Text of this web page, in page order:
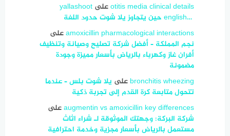
otitis media clinical detailsعلى yallashoot
english… ‎ حين يتجاوز يلا شوت حدود اللغة
amoxicillin pharmacological interactionsعلى
نجم المملكة – أفضل شركة تصليح وصيانة وتنظيف
أفران غاز وكهرباء بالرياض بأسعار مميزة وجودة
مضمونة
bronchitis wheezing على يلا شوت بلس – عندما
تتحول متابعة كرة القدم إلى تجربة ذكية
augmentin vs amoxicillin key differencesعلى
شركة البركة: وجهتك الموثوقة لـ شراء اثاث
مستعمل بالرياض بأسعار مجزية وخدمة احترافية